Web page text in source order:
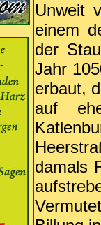
Unweit
einem
der
Jahr
erbaut,
auf
damals